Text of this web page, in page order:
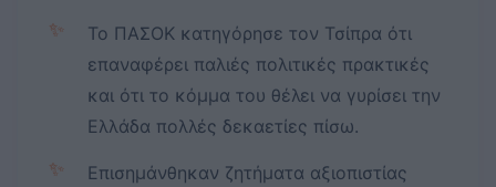
✨
Το ΠΑΣΟΚ κατηγόρησε τον Τσίπρα ότι
επαναφέρει παλιές πολιτικές πρακτικές
και ότι το κόμμα του θέλει να γυρίσει την
Ελλάδα πολλές δεκαετίες πίσω.
✨
Επισημάνθηκαν ζητήματα αξιοπιστίας